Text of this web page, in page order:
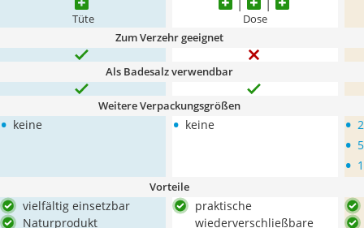
Tüte Dose
Zum Verzehr geeignet
Als Badesalz verwendbar
Weitere Verpackungsgrößen
• keine • keine •
•
•
Vorteile
vielfältig einsetzbar
Naturprodukt
praktische
wiederverschließbare